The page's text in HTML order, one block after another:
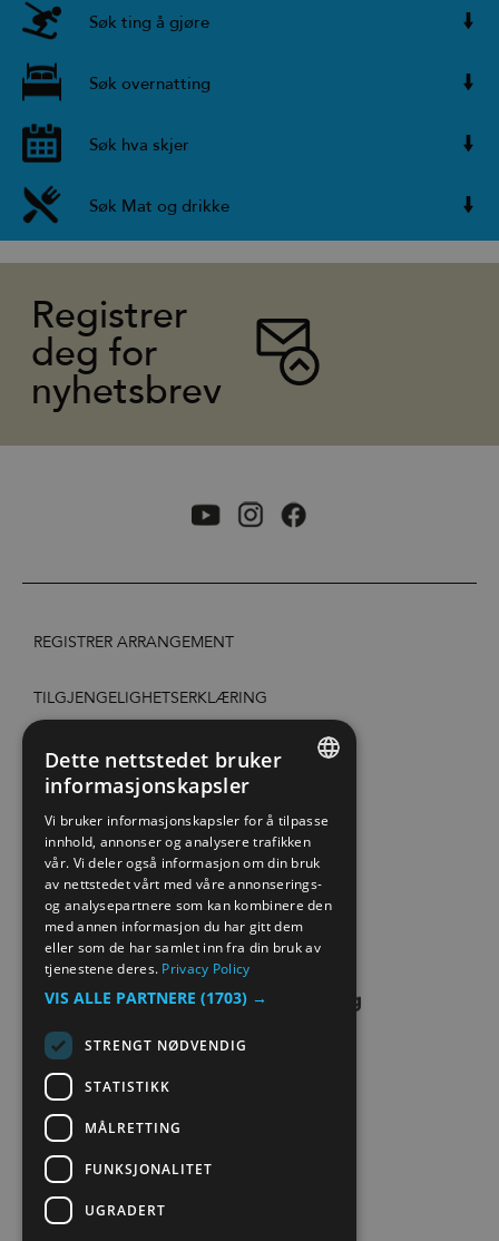
Søk ting å gjøre
Søk overnatting
Søk hva skjer
Søk Mat og drikke
Registrer
deg for
nyhetsbrev
REGISTRER ARRANGEMENT
TILGJENGELIGHETSERKLÆRING
PERSONVERN & COOKIES
EXTRANET
KONTAKT OSS
NORWEGIAN
GERMAN
Dette nettstedet bruker
informasjonskapsler
Vi bruker informasjonskapsler for å tilpasse
innhold, annonser og analysere trafikken
vår. Vi deler også informasjon om din bruk
av nettstedet vårt med våre annonserings-
og analysepartnere som kan kombinere den
med annen informasjon du har gitt dem
eller som de har samlet inn fra din bruk av
tjenestene deres. Privacy Policy
VIS ALLE PARTNERE (1703) →
STRENGT NØDVENDIG
STATISTIKK
MÅLRETTING
FUNKSJONALITET
UGRADERT